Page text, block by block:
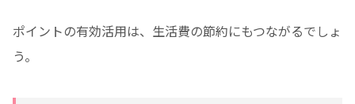
ポイントの有効活用は、生活費の節約にもつながるでしょ
う。